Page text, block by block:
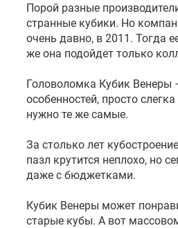
Порой разные
странные кубики. Но
очень давно, в 2011. Тогда
же она подойдет только
Головоломка Кубик Венеры
особенностей, просто
нужно те же самые.
За столько лет
пазл крутится неплохо, но
даже с бюджетками.
Кубик Венеры может
старые кубы. А вот